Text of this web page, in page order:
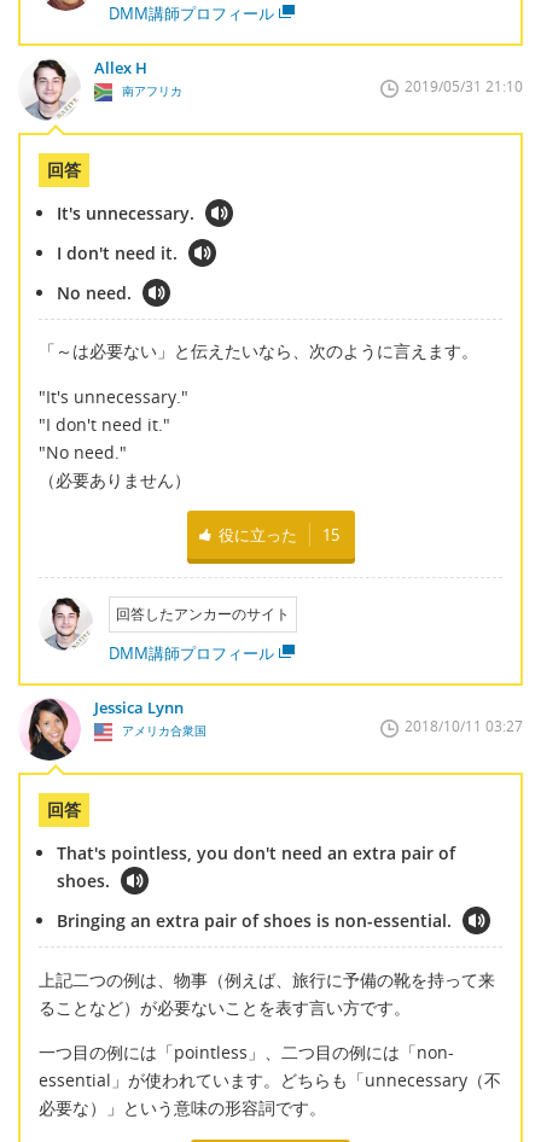
DMM講師プロフィール
Allex H
南アフリカ 2019/05/31 21:10
回答
It's unnecessary.
I don't need it.
No need.
「～は必要ない」と伝えたいなら、次のように言えます。
"It's unnecessary."
"I don't need it."
"No need."
（必要ありません）
役に立った 15
回答したアンカーのサイト
DMM講師プロフィール
Jessica Lynn
アメリカ合衆国 2018/10/11 03:27
回答
That's pointless, you don't need an extra pair of
shoes.
Bringing an extra pair of shoes is non-essential.
上記二つの例は、物事（例えば、旅行に予備の靴を持って来
ることなど）が必要ないことを表す言い方です。
一つ目の例には「pointless」、二つ目の例には「non-
essential」が使われています。どちらも「unnecessary（不
必要な）」という意味の形容詞です。